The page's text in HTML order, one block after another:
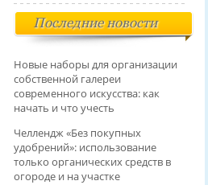
Последние новости
Новые наборы для организации
собственной галереи
современного искусства: как
начать и что учесть
Челлендж «Без покупных
удобрений»: использование
только органических средств в
огороде и на участке